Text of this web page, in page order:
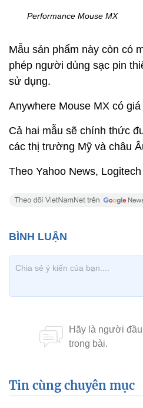
Performance Mouse MX
Mẫu sản phẩm này còn có
phép người dùng sạc pin
sử dụng.
Anywhere Mouse MX có
Cả hai mẫu sẽ chính thức
các thị trường Mỹ và châu
Theo Yahoo News, Logitech
Tin cùng chuyên mục